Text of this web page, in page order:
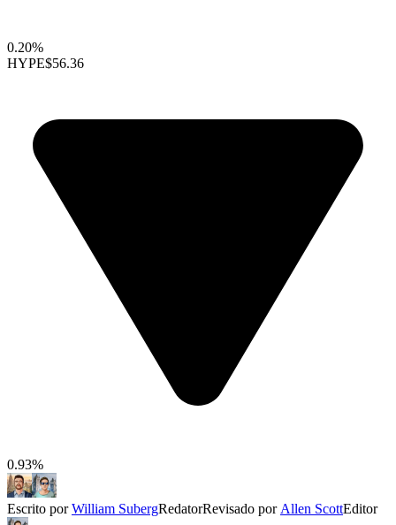
0.20%
HYPE$56.36
0.93%
Escrito porWilliam SubergRedatorRevisado por Allen ScottEditor